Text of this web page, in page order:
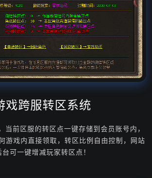
戏跨服转区系统
当前区服的转区点一键存储到会员账号内，
游戏内直接领取，转区比例自由控制，网站
台可一键增减玩家转区点！